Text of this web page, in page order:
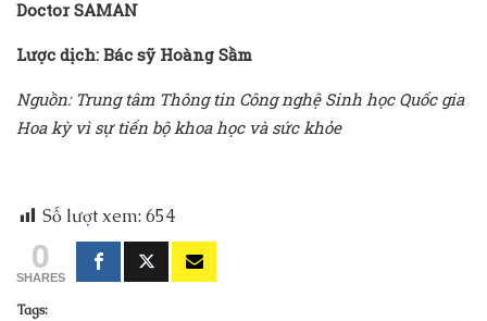
Doctor SAMAN
Lược dịch: Bác sỹ Hoàng Sầm
Nguồn: Trung tâm Thông tin Công nghệ Sinh học Quốc gia
Hoa kỳ vì sự tiến bộ khoa học và sức khỏe
Số lượt xem: 654
0
SHARES
Tags: